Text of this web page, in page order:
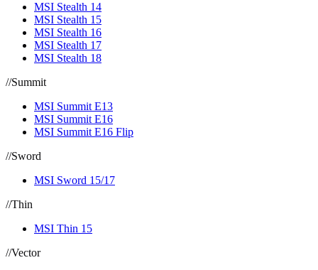
MSI Stealth 14
MSI Stealth 15
MSI Stealth 16
MSI Stealth 17
MSI Stealth 18
//Summit
MSI Summit E13
MSI Summit E16
MSI Summit E16 Flip
//Sword
MSI Sword 15/17
//Thin
MSI Thin 15
//Vector